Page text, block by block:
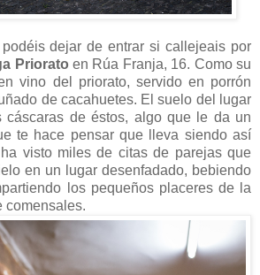
dejar de entrar si callejeais por
Priorato en Rúa Franja, 16. Como su
vino del priorato, servido en porrón
de cacahuetes. El suelo del lugar
cáscaras de éstos, algo que le da un
te hace pensar que lleva siendo así
visto miles de citas de parejas que
en un lugar desenfadado, bebiendo
los pequeños placeres de la
comensales.